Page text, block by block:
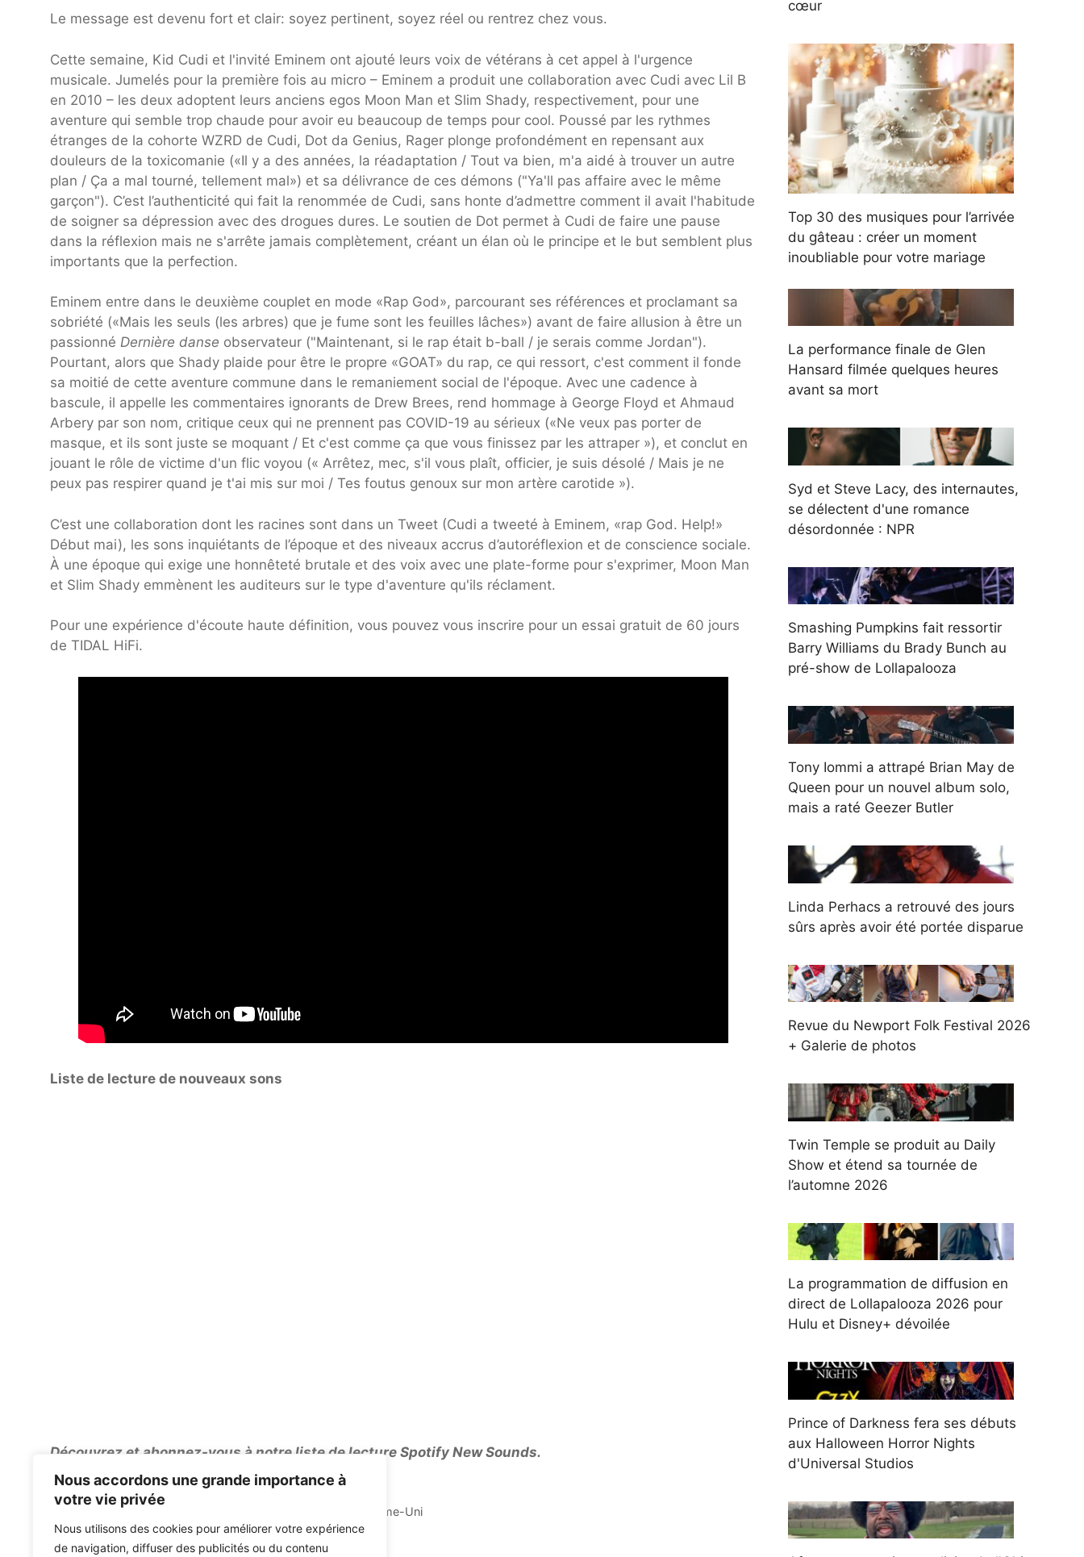
Nous accordons une grande importance à
votre vie privée
Nous utilisons des cookies pour améliorer votre expérience
de navigation, diffuser des publicités ou du contenu
Le message est devenu fort et clair: soyez pertinent, soyez réel ou rentrez chez vous.
Cette semaine, Kid Cudi et l'invité Eminem ont ajouté leurs voix de vétérans à cet appel à l'urgence
musicale. Jumelés pour la première fois au micro – Eminem a produit une collaboration avec Cudi avec Lil B
en 2010 – les deux adoptent leurs anciens egos Moon Man et Slim Shady, respectivement, pour une
aventure qui semble trop chaude pour avoir eu beaucoup de temps pour cool. Poussé par les rythmes
étranges de la cohorte WZRD de Cudi, Dot da Genius, Rager plonge profondément en repensant aux
douleurs de la toxicomanie («Il y a des années, la réadaptation / Tout va bien, m'a aidé à trouver un autre
plan / Ça a mal tourné, tellement mal») et sa délivrance de ces démons ("Ya'll pas affaire avec le même
garçon"). C’est l’authenticité qui fait la renommée de Cudi, sans honte d’admettre comment il avait l'habitude
de soigner sa dépression avec des drogues dures. Le soutien de Dot permet à Cudi de faire une pause
dans la réflexion mais ne s'arrête jamais complètement, créant un élan où le principe et le but semblent plus
importants que la perfection.
Eminem entre dans le deuxième couplet en mode «Rap God», parcourant ses références et proclamant sa
sobriété («Mais les seuls (les arbres) que je fume sont les feuilles lâches») avant de faire allusion à être un
passionné Dernière danse observateur ("Maintenant, si le rap était b-ball / je serais comme Jordan").
Pourtant, alors que Shady plaide pour être le propre «GOAT» du rap, ce qui ressort, c'est comment il fonde
sa moitié de cette aventure commune dans le remaniement social de l'époque. Avec une cadence à
bascule, il appelle les commentaires ignorants de Drew Brees, rend hommage à George Floyd et Ahmaud
Arbery par son nom, critique ceux qui ne prennent pas COVID-19 au sérieux («Ne veux pas porter de
masque, et ils sont juste se moquant / Et c'est comme ça que vous finissez par les attraper »), et conclut en
jouant le rôle de victime d'un flic voyou (« Arrêtez, mec, s'il vous plaît, officier, je suis désolé / Mais je ne
peux pas respirer quand je t'ai mis sur moi / Tes foutus genoux sur mon artère carotide »).
C’est une collaboration dont les racines sont dans un Tweet (Cudi a tweeté à Eminem, «rap God. Help!»
Début mai), les sons inquiétants de l’époque et des niveaux accrus d’autoréflexion et de conscience sociale.
À une époque qui exige une honnêteté brutale et des voix avec une plate-forme pour s'exprimer, Moon Man
et Slim Shady emmènent les auditeurs sur le type d'aventure qu'ils réclament.
Pour une expérience d'écoute haute définition, vous pouvez vous inscrire pour un essai gratuit de 60 jours
de TIDAL HiFi.
Liste de lecture de nouveaux sons
Découvrez et abonnez-vous à notre liste de lecture Spotify New Sounds.
Critique d'album: MUSHROOMHEAD – A Wonderful Life
Les concerts en plein air sont autorisés à revenir au Royaume-Uni
cœur
Top 30 des musiques pour l’arrivée
du gâteau : créer un moment
inoubliable pour votre mariage
La performance finale de Glen
Hansard filmée quelques heures
avant sa mort
Syd et Steve Lacy, des internautes,
se délectent d'une romance
désordonnée : NPR
Smashing Pumpkins fait ressortir
Barry Williams du Brady Bunch au
pré-show de Lollapalooza
Tony Iommi a attrapé Brian May de
Queen pour un nouvel album solo,
mais a raté Geezer Butler
Linda Perhacs a retrouvé des jours
sûrs après avoir été portée disparue
Revue du Newport Folk Festival 2026
+ Galerie de photos
Twin Temple se produit au Daily
Show et étend sa tournée de
l’automne 2026
La programmation de diffusion en
direct de Lollapalooza 2026 pour
Hulu et Disney+ dévoilée
Prince of Darkness fera ses débuts
aux Halloween Horror Nights
d'Universal Studios